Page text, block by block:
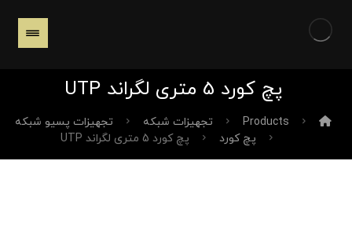
پچ کورد 5 متری لگراند UTP
Products تجهیزات شبکه
تجهیزات پسیو شبکه
پچ کورد
پچ کورد 5 متری لگراند UTP